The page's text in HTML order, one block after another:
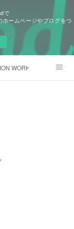
で
ホームページやブログをつ
WORKS